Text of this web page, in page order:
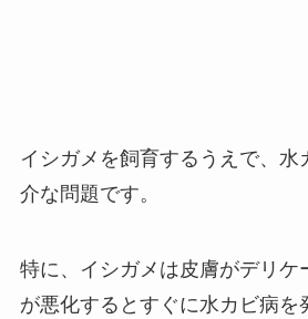
イシガメを飼育するうえで、水
介な問題です。
特に、イシガメは皮膚がデリケ
が悪化するとすぐに水カビ病を